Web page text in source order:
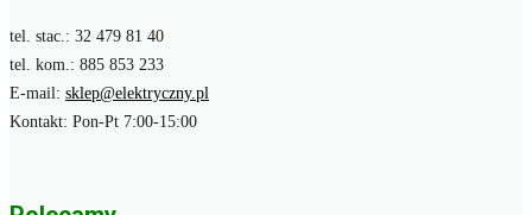
tel. stac.: 32 479 81 40
tel. kom.: 885 853 233
E-mail: sklep@elektryczny.pl
Kontakt: Pon-Pt 7:00-15:00